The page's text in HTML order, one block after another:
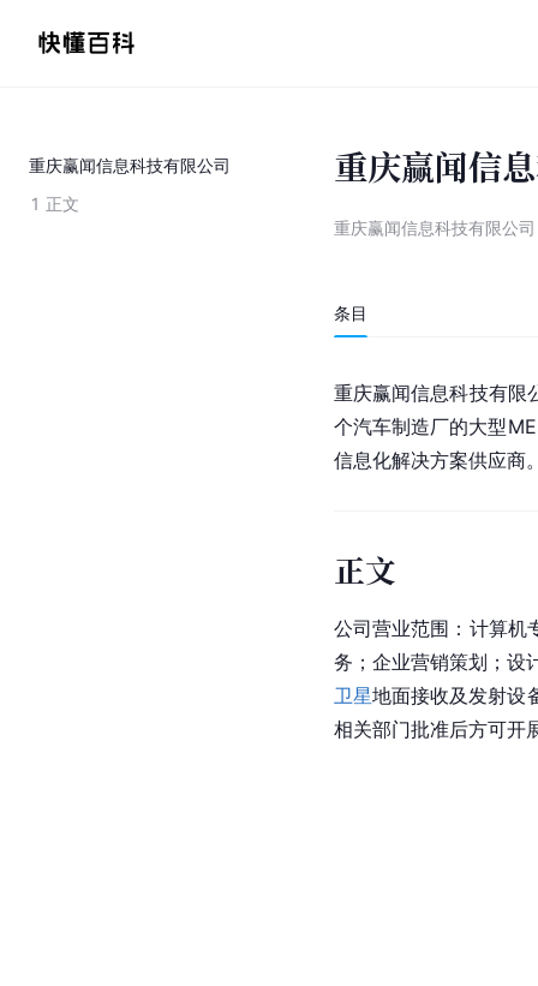
重庆赢闻信息科技有限公司
1 正文
重庆赢闻信
重庆赢闻信息科技有限公司
条目
重庆赢闻信息科技有限
个汽车制造厂的大型
信息化解决方案供应商
正文
公司营业范围： 计算机
务；企业营销策划；设
卫星地面接收及发射设
相关部门批准后方可开